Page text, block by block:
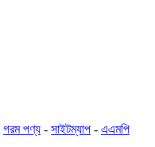
গরম পণ্য - সাইটম্যাপ - এএমপি